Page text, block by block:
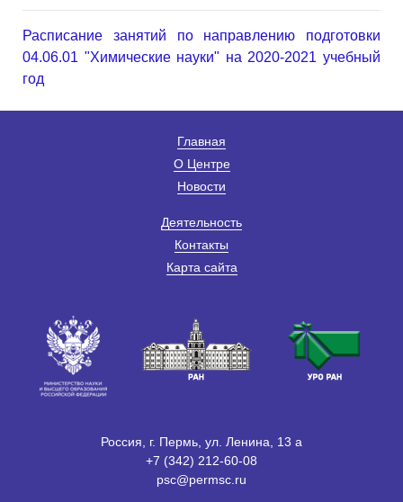
Расписание занятий по направлению подготовки
04.06.01 "Химические науки" на 2020-2021 учебный
год
Главная
О Центре
Новости
Деятельность
Контакты
Карта сайта
Россия, г. Пермь, ул. Ленина, 13 а
+7 (342) 212-60-08
psc@permsc.ru